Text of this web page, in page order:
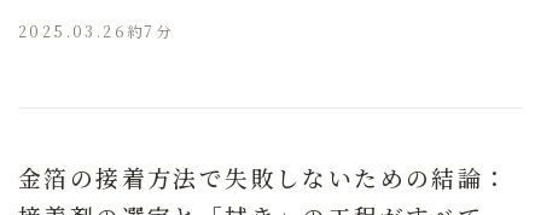
2025.03.26 約7分
金箔の接着方法で失敗しないための結論：